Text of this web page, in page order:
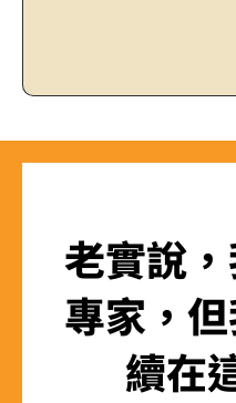
老實說
專家，
續在